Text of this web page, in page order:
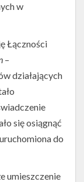
w
Łączności
–
działających
się osiągnąć
do
umieszczenie